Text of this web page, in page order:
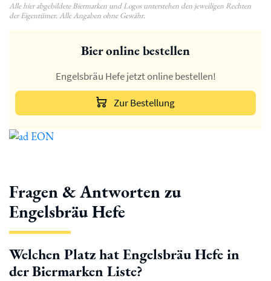
Alle hier abgebildete Biermarken und Logos unterstehen den jeweiligen Rechten
der Eigentümer. Alle Angaben ohne Gewähr.
Bier online bestellen
Engelsbräu Hefe jetzt online bestellen!
Zur Bestellung
Fragen & Antworten zu
Engelsbräu Hefe
Welchen Platz hat Engelsbräu Hefe in
der Biermarken Liste?